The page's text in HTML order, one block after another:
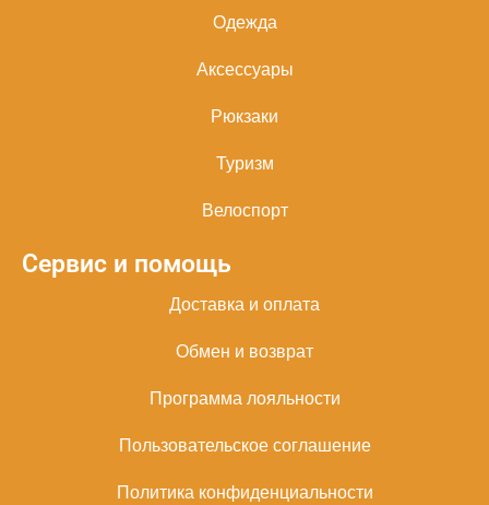
Одежда
Аксессуары
Рюкзаки
Туризм
Велоспорт
Сервис и помощь
Доставка и оплата
Обмен и возврат
Программа лояльности
Пользовательское соглашение
Политика конфиденциальности